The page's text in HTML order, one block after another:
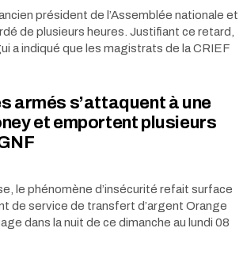
président de l’Assemblée nationale et
de plusieurs heures. Justifiant ce retard,
a indiqué que les magistrats de la CRIEF
armés s’attaquent à une
et emportent plusieurs
le phénomène d’insécurité refait surface
de service de transfert d’argent Orange
dans la nuit de ce dimanche au lundi 08